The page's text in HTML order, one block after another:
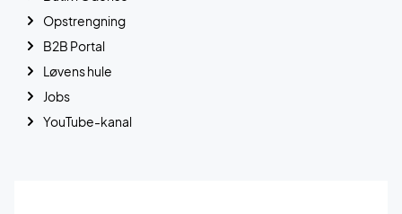
Opstrengning
B2B Portal
Løvens hule
Jobs
YouTube-kanal